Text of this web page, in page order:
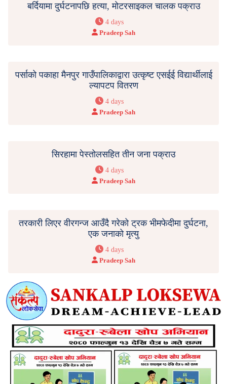
बर्दियामा दुर्घटनापछि हत्या, मोटरसाइकल चालक पक्राउ
4 days
Pradeep Sah
पर्साको पकाहा मैनपुर गाउँपालिकाद्वारा उत्कृष्ट एसईई विद्यार्थीलाई
ल्यापटप वितरण
4 days
Pradeep Sah
सिरहामा पेस्तोलसहित तीन जना पक्राउ
4 days
Pradeep Sah
तरकारी लिएर वीरगन्ज आउँदै गरेको ट्रक भीमफेदीमा दुर्घटना,
एक जनाको मृत्यु
4 days
Pradeep Sah